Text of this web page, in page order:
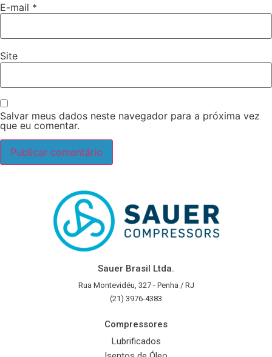
E-mail *
Site
Salvar meus dados neste navegador para a próxima vez
que eu comentar.
Sauer Brasil Ltda.
Rua Montevidéu, 327 - Penha / RJ
(21) 3976-4383
Compressores
Lubrificados